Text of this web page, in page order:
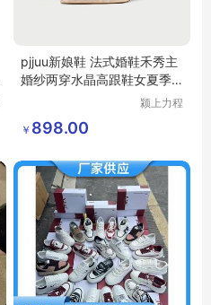
pjjuu新娘鞋 法式婚鞋禾秀主
婚纱两穿水晶高跟鞋女夏季
颍上力程
￥ 898.00